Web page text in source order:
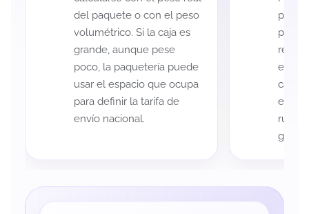
del paquete o con el peso
volumétrico. Si la caja es
grande, aunque pese
poco, la paquetería puede
usar el espacio que ocupa
para definir la tarifa de
envío nacional.
cada
es
ruta
guía